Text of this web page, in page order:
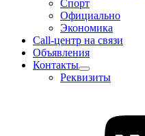
Спорт
Официально
Экономика
Call-центр на связи
Объявления
Контакты
Реквизиты